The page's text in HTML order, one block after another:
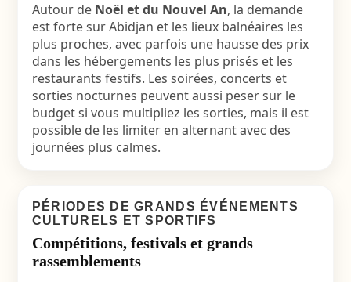
Autour de Noël et du Nouvel An, la demande
est forte sur Abidjan et les lieux balnéaires les
plus proches, avec parfois une hausse des prix
dans les hébergements les plus prisés et les
restaurants festifs. Les soirées, concerts et
sorties nocturnes peuvent aussi peser sur le
budget si vous multipliez les sorties, mais il est
possible de les limiter en alternant avec des
journées plus calmes.
PÉRIODES DE GRANDS ÉVÉNEMENTS
CULTURELS ET SPORTIFS
Compétitions, festivals et grands
rassemblements